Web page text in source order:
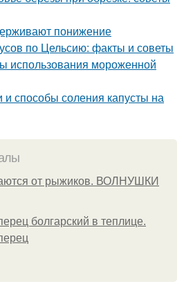
понижение
по Цельсию: факты и советы
использования мороженной
способы соления капусты на
от рыжиков. ВОЛНУШКИ
болгарский в теплице.